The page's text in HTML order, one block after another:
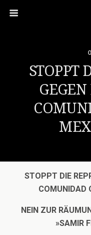
STOPPT
STOPPT DIE
COMUNIDAD
NEIN ZUR
»SAMIR